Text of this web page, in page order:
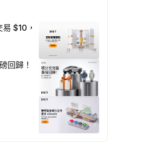
$10，
回歸！